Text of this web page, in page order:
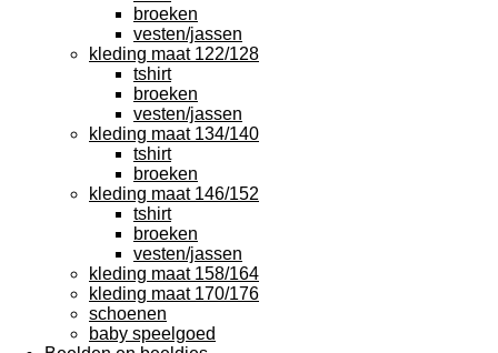
broeken
vesten/jassen
kleding maat 122/128
tshirt
broeken
vesten/jassen
kleding maat 134/140
tshirt
broeken
kleding maat 146/152
tshirt
broeken
vesten/jassen
kleding maat 158/164
kleding maat 170/176
schoenen
baby speelgoed